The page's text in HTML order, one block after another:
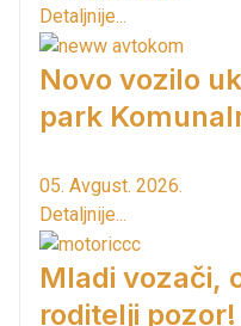
Detaljnije...
Novo vozilo
park
05. Avgust. 2026.
Detaljnije...
Mladi vozači,
roditelji pozor!